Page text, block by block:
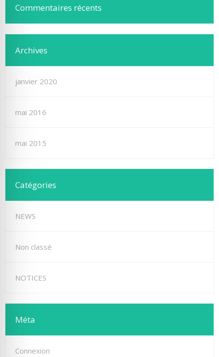
Commentaires récents
Archives
janvier 2020
mai 2016
mai 2015
Catégories
NEWS
Non classé
NOTICES
Méta
Connexion